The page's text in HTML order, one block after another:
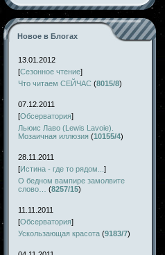
Новое в Блогах
13.01.2012
[Сезонное чтение]
Что читаем СЕЙЧАС (8015/8)
07.12.2011
[Обсерватория]
Льюис Лаво (Lewis Lavoie).
Мозаичная иллюзия (10155/4)
28.11.2011
[Истина - где то рядом... ]
О бедном вампире замолвите
слово…
(8257/15)
11.11.2011
[Обсерватория]
Ускользающая красота (9183/7)